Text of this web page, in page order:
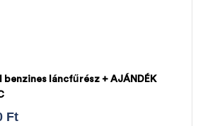
benzines láncfűrész + AJÁNDÉK
Ft